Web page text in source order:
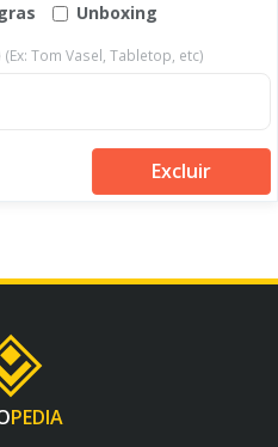
Unboxing
(Ex: Tom Vasel, Tabletop, etc)
PEDIA